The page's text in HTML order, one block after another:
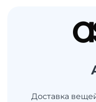
Доставка